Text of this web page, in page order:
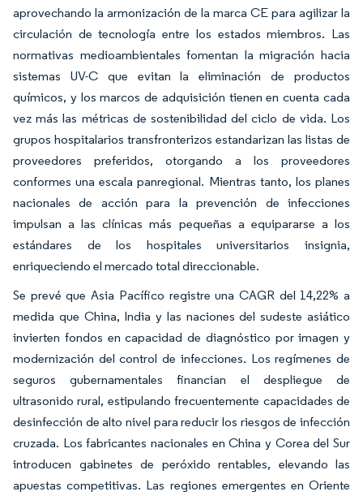
aprovechando la armonización de la marca CE para agilizar la
circulación de tecnología entre los estados miembros. Las
normativas medioambientales fomentan la migración hacia
sistemas UV-C que evitan la eliminación de productos
químicos, y los marcos de adquisición tienen en cuenta cada
vez más las métricas de sostenibilidad del ciclo de vida. Los
grupos hospitalarios transfronterizos estandarizan las listas de
proveedores preferidos, otorgando a los proveedores
conformes una escala panregional. Mientras tanto, los planes
nacionales de acción para la prevención de infecciones
impulsan a las clínicas más pequeñas a equipararse a los
estándares de los hospitales universitarios insignia,
enriqueciendo el mercado total direccionable.
Se prevé que Asia Pacífico registre una CAGR del 14,22% a
medida que China, India y las naciones del sudeste asiático
invierten fondos en capacidad de diagnóstico por imagen y
modernización del control de infecciones. Los regímenes de
seguros gubernamentales financian el despliegue de
ultrasonido rural, estipulando frecuentemente capacidades de
desinfección de alto nivel para reducir los riesgos de infección
cruzada. Los fabricantes nacionales en China y Corea del Sur
introducen gabinetes de peróxido rentables, elevando las
apuestas competitivas. Las regiones emergentes en Oriente